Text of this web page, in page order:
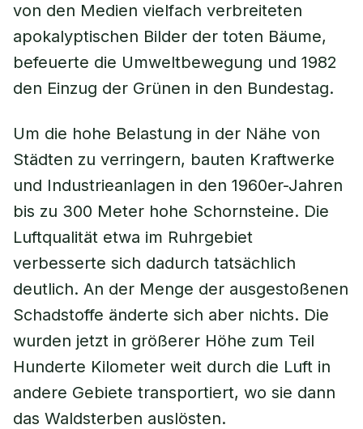
von den Medien vielfach verbreiteten
apokalyptischen Bilder der toten Bäume,
befeuerte die Umweltbewegung und 1982
den Einzug der Grünen in den Bundestag.
Um die hohe Belastung in der Nähe von
Städten zu verringern, bauten Kraftwerke
und Industrieanlagen in den 1960er-Jahren
bis zu 300 Meter hohe Schornsteine. Die
Luftqualität etwa im Ruhrgebiet
verbesserte sich dadurch tatsächlich
deutlich. An der Menge der ausgestoßenen
Schadstoffe änderte sich aber nichts. Die
wurden jetzt in größerer Höhe zum Teil
Hunderte Kilometer weit durch die Luft in
andere Gebiete transportiert, wo sie dann
das Waldsterben auslösten.